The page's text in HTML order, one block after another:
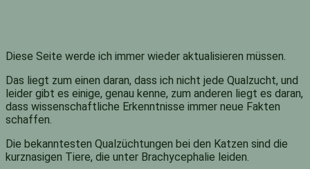
Diese Seite werde ich immer wieder aktualisieren müssen.
Das liegt zum einen daran, dass ich nicht jede Qualzucht, und
leider gibt es einige, genau kenne, zum anderen liegt es daran,
dass wissenschaftliche Erkenntnisse immer neue Fakten
schaffen.
Die bekanntesten Qualzüchtungen bei den Katzen sind die
kurznasigen Tiere, die unter Brachycephalie leiden.